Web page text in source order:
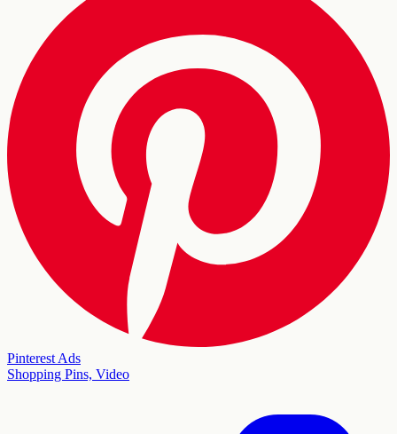
Pinterest Ads
Shopping Pins, Video